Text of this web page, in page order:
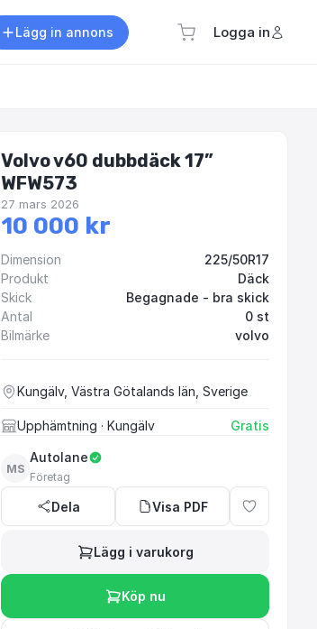
Lägg in annons Logga in
Volvo v60 dubbdäck 17”
WFW573
27 mars 2026
10 000 kr
Dimension
225/50R17
Produkt
Däck
Skick
Begagnade - bra skick
Antal
0 st
Bilmärke
volvo
Kungälv, Västra Götalands län, Sverige
Upphämtning · Kungälv Gratis
MS
Autolane
Företag
Dela Visa PDF
Lägg i varukorg
Köp nu